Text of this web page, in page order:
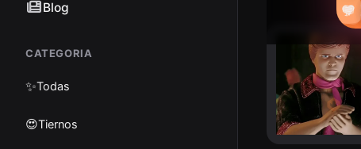
Blog
CATEGORIA
✨Todas
😍Tiernos
💬
❤️